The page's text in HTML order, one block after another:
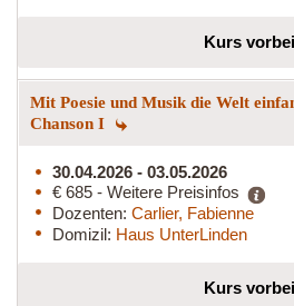
Kurs vorbei
Mit Poesie und Musik die Welt
Chanson I
30.04.2026 - 03.05.2026
€ 685 - Weitere Preisinfos
Dozenten: Carlier, Fabienne
Domizil: Haus UnterLinden
Kurs vorbei